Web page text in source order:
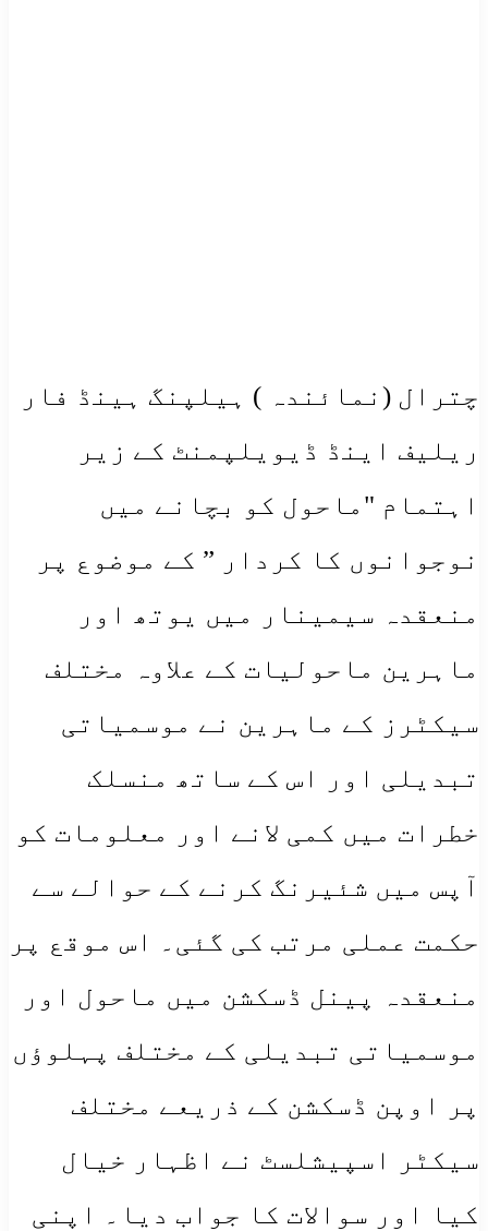
چترال (نمائندہ ) ہیلپنگ ہینڈ فار
ریلیف اینڈ ڈیویلپمنٹ کے زیر
اہتمام "ماحول کو بچانے میں
نوجوانوں کا کردار ” کے موضوع پر
منعقدہ سیمینار میں یوتھ اور
ماہرین ماحولیات کے علاوہ مختلف
سیکٹرز کے ماہرین نے موسمیاتی
تبدیلی اور اس کے ساتھ منسلک
خطرات میں کمی لانے اور معلومات کو
آپس میں شئیرنگ کرنے کے حوالے سے
حکمت عملی مرتب کی گئی۔ اس موقع پر
منعقدہ پینل ڈسکشن میں ماحول اور
موسمیاتی تبدیلی کے مختلف پہلوؤں
پر اوپن ڈسکشن کے ذریعے مختلف
سیکٹر اسپیشلسٹ نے اظہار خیال
کیا اور سوالات کا جواب دیا۔ اپنی